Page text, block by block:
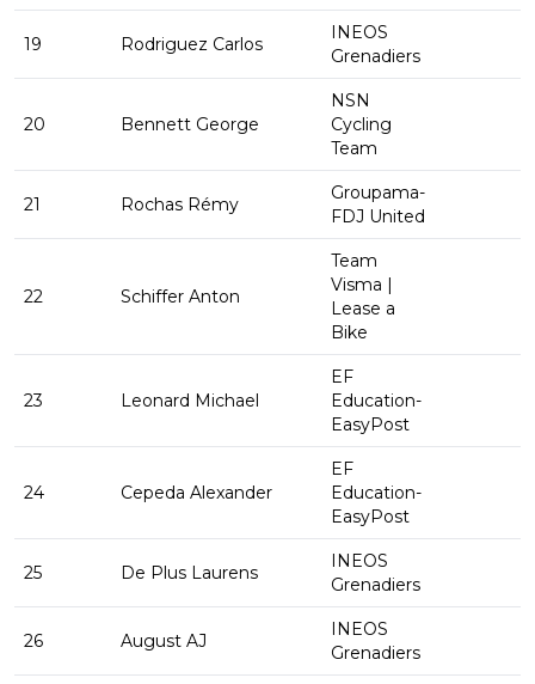
19 Rodriguez Carlos
INEOS
Grenadiers
20 Bennett George
NSN
Cycling
Team
21 Rochas Rémy
Groupama-
FDJ United
22 Schiffer Anton
Team
Visma |
Lease a
Bike
23 Leonard Michael
EF
Education-
EasyPost
24 Cepeda Alexander
EF
Education-
EasyPost
25 De Plus Laurens
INEOS
Grenadiers
26 August AJ
INEOS
Grenadiers